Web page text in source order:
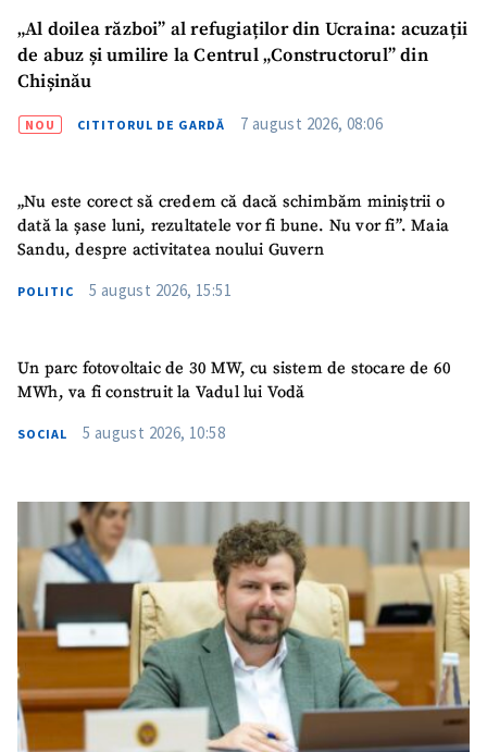
„Al doilea război” al refugiaților din Ucraina: acuzații
de abuz și umilire la Centrul „Constructorul” din
Chișinău
NOU CITITORUL DE GARDĂ 7 august 2026, 08:06
„Nu este corect să credem că dacă schimbăm miniștrii o
dată la șase luni, rezultatele vor fi bune. Nu vor fi”. Maia
Sandu, despre activitatea noului Guvern
POLITIC 5 august 2026, 15:51
Un parc fotovoltaic de 30 MW, cu sistem de stocare de 60
MWh, va fi construit la Vadul lui Vodă
SOCIAL 5 august 2026, 10:58
ȘTIREA MEA
Titlu știre+ Adaugă titlu
Fotografie
+ Încarcă imagine
Link media+ Link media